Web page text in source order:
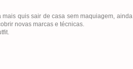
quis sair de casa sem maquiagem, ainda
novas marcas e técnicas.